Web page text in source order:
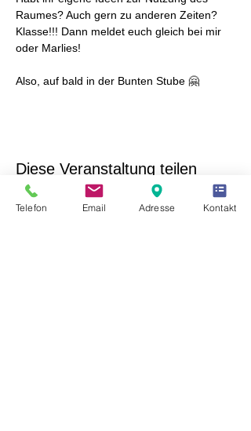
Raumes? Auch gern zu anderen Zeiten?
Klasse!!! Dann meldet euch gleich bei mir
oder Marlies!
Also, auf bald in der Bunten Stube 🤗
Diese Veranstaltung teilen
Telefon Email Adresse Kontakt